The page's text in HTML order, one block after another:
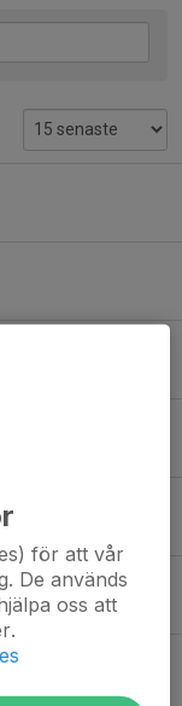
för att vår
De används
oss att